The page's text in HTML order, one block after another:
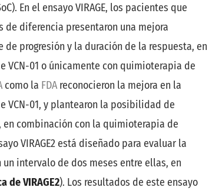
En el ensayo VIRAGE, los pacientes que
de diferencia presentaron una mejora
progresión y la duración de la respuesta, en
VCN-01 o únicamente con quimioterapia de
como la FDAreconocieron la mejora en la
VCN-01, y plantearon la posibilidad de
combinación con la quimioterapia de
VIRAGE2 está diseñado para evaluar la
intervalo de dos meses entre ellas, en
de VIRAGE2). Los resultados de este ensayo